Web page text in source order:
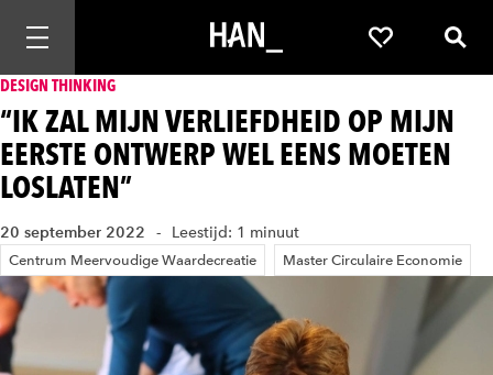
Mobiele navigatie openen Favorieten
DESIGN THINKING
“IK ZAL MIJN VERLIEFDHEID OP MIJN
EERSTE ONTWERP WEL EENS MOETEN
LOSLATEN”
20 september 2022 Leestijd: 1 minuut
Centrum Meervoudige Waardecreatie Master Circulaire Economie